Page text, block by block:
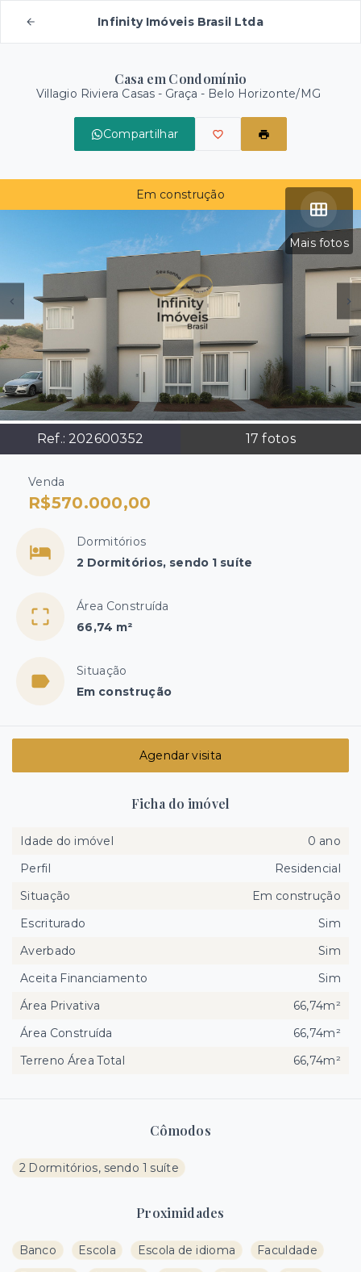
Infinity Imóveis Brasil Ltda
Casa em Condomínio
Villagio Riviera Casas - Graça - Belo Horizonte/MG
Compartilhar
Mais fotos
Ref.: 202600352 17 fotos
Em construção
Venda
R$570.000,00
Dormitórios
2 Dormitórios, sendo 1 suíte
Área Construída
66,74 m²
Situação
Em construção
Cômodos
2 Dormitórios, sendo 1 suíte
Proximidades
Banco Escola Escola de idioma
Faculdade
Agendar visita
Ficha do imóvel
Idade do imóvel
0 ano
Perfil
Residencial
Situação
Em construção
Escriturado
Sim
Averbado
Sim
Aceita Financiamento
Sim
Área Privativa
66,74m²
Área Construída
66,74m²
Terreno Área Total
66,74m²